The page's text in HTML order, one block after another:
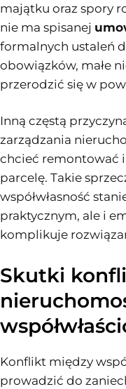
majątku oraz spory
nie ma spisanej
formalnych ustaleń
obowiązków, małe
przerodzić się w
Inną częstą
zarządzania
chcieć remontować
parcelę. Takie
współwłasność
praktycznym, ale i
komplikuje
Skutki
Konflikt między
prowadzić do